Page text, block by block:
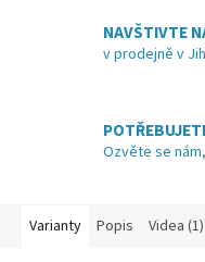
NAVŠTIVTE
v prodejně v
Ozvěte se
Varianty Popis Videa (1)